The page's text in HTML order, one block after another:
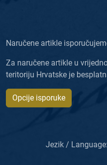
Naručene artikle
Za naručene artikle u
teritoriju Hrvatske je
Opcije isporuke
Jezik / Language: